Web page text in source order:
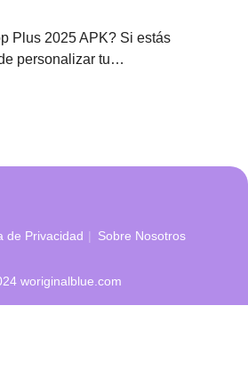
Plus 2025 APK? Si estás
personalizar tu…
de Privacidad Sobre Nosotros
woriginalblue.com